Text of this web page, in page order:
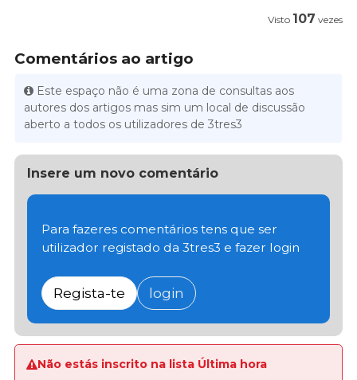
Visto 107 vezes
Comentários ao artigo
Este espaço não é uma zona de consultas aos
autores dos artigos mas sim um local de discussão
aberto a todos os utilizadores de 3tres3
Insere um novo comentário
Para fazeres comentários tens que ser
utilizador registado da 3tres3 e fazer login
Regista-te login
Não estás inscrito na lista Última hora